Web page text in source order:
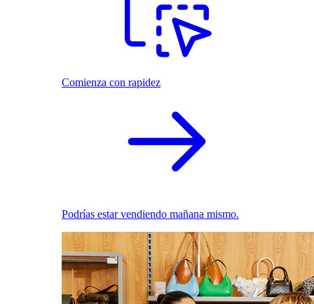
Comienza con rapidez
Podrías estar vendiendo mañana mismo.